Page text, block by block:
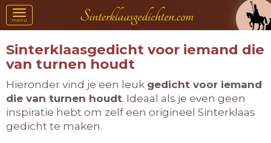
Toggle
navigation
menu
Sinterklaasgedicht voor iemand die
van turnen houdt
Hieronder vind je een leuk gedicht voor iemand
die van turnen houdt. Ideaal als je even geen
inspiratie hebt om zelf een origineel Sinterklaas
gedicht te maken.